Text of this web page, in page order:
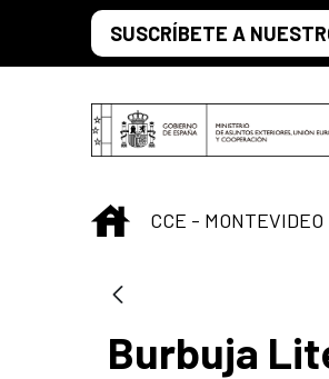
Saltar al contenido principal
SUSCRÍBETE A
INICIO
CCE - MONTEVIDEO
Burbuja